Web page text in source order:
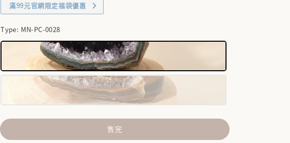
滿99元官網限定福袋優惠
Type: MN-PC-0028
售完